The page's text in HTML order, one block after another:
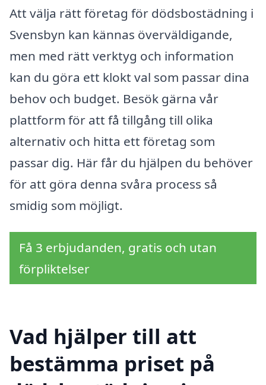
Att välja rätt företag för dödsbostädning i
Svensbyn kan kännas överväldigande,
men med rätt verktyg och information
kan du göra ett klokt val som passar dina
behov och budget. Besök gärna vår
plattform för att få tillgång till olika
alternativ och hitta ett företag som
passar dig. Här får du hjälpen du behöver
för att göra denna svåra process så
smidig som möjligt.
Få 3 erbjudanden, gratis och utan
förpliktelser
Vad hjälper till att
bestämma priset på